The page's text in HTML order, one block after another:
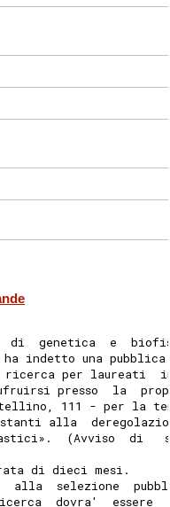
di  genetica  e
ha indetto una
ricerca per laureati
presso  la
111 - per la
alla
(Avviso  di
di dieci mesi.
alla  selezione
dovra'  essere